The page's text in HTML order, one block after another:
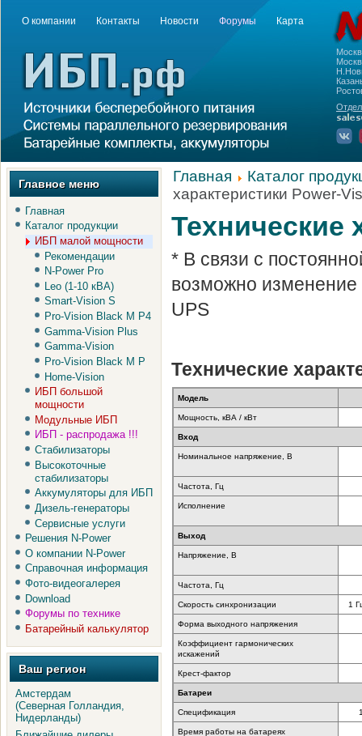
О компании Контакты Новости Форумы Карта
Главное меню
Главная
Каталог продукции
ИБП малой мощности
Рекомендации
N-Power Pro
Leo (1-10 кВА)
Smart-Vision S
Pro-Vision Black M P4
Gamma-Vision Plus
Gamma-Vision
Pro-Vision Black M P
Home-Vision
ИБП большой
мощности
Модульные ИБП
ИБП - распродажа !!!
Стабилизаторы
Высокоточные
стабилизаторы
Аккумуляторы для ИБП
Дизель-генераторы
Сервисные услуги
Решения N-Power
О компании N-Power
Справочная информация
Фото-видеогалерея
Download
Форумы по технике
Батарейный калькулятор
Ваш регион
Амстердам
(Северная Голландия,
Нидерланды)
Главная
Каталог
характеристики Power-
Технические
* В связи с
возможно изменение
UPS
Технические
Модель
Мощность, кВА / кВт
Вход
Номинальное напряжение, В
Частота, Гц
Исполнение
Выход
Напряжение, В
Частота, Гц
Скорость синхронизации 1
Форма выходного напряжения
Коэффициент гармонических
искажений
Крест-фактор
Батареи
Спецификация
Время работы на батареях